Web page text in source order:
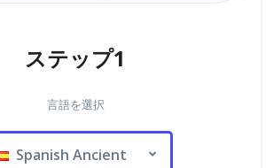
ステップ1
言語を選択
Spanish Ancient